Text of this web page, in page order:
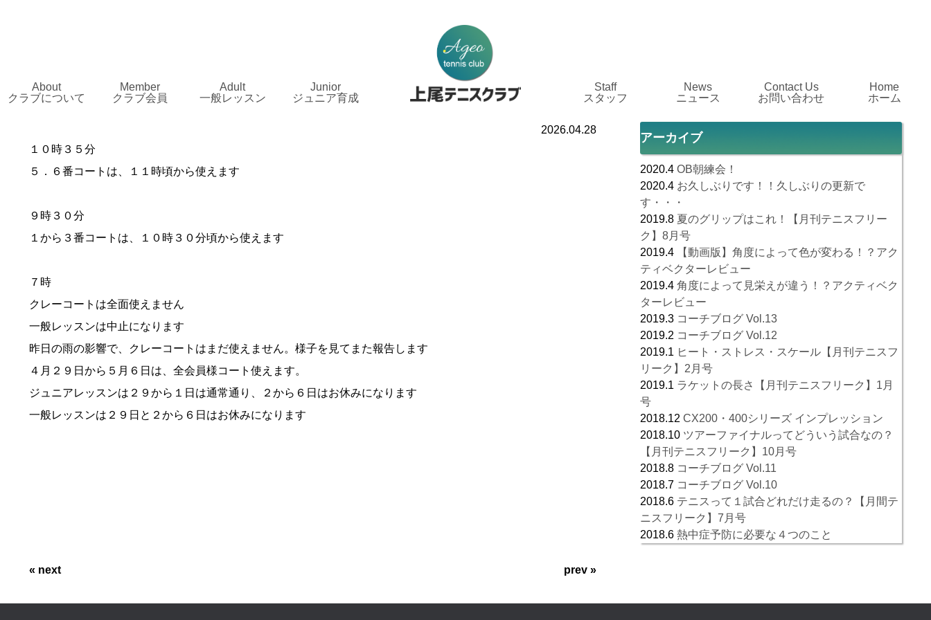
About
クラブについて
Member
クラブ会員
Adult
一般レッスン
Junior
ジュニア育成
Staff
スタッフ
News
ニュース
Contact Us
お問い合わせ
Home
ホーム
2026.04.28
１０時３５分
５．６番コートは、１１時頃から使えます
９時３０分
１から３番コートは、１０時３０分頃から使えます
７時
クレーコートは全面使えません
一般レッスンは中止になります
昨日の雨の影響で、クレーコートはまだ使えません。様子を見てまた報告します
４月２９日から５月６日は、全会員様コート使えます。
ジュニアレッスンは２９から１日は通常通り、２から６日はお休みになります
一般レッスンは２９日と２から６日はお休みになります
« next prev »
アーカイブ
2020.4 OB朝練会！
2020.4 お久しぶりです！！久しぶりの更新で
す・・・
2019.8 夏のグリップはこれ！【月刊テニスフリー
ク】8月号
2019.4
【動画版】角度によって色が変わる！？アク
ティベクターレビュー
2019.4 角度によって見栄えが違う！？アクティベク
ターレビュー
2019.3 コーチブログ Vol.13
2019.2 コーチブログ Vol.12
2019.1 ヒート・ストレス・スケール【月刊テニスフ
リーク】2月号
2019.1 ラケットの長さ【月刊テニスフリーク】1月
号
2018.12 CX200・400シリーズ インプレッション
2018.10 ツアーファイナルってどういう試合なの？
【月刊テニスフリーク】10月号
2018.8 コーチブログ Vol.11
2018.7 コーチブログ Vol.10
2018.6 テニスって１試合どれだけ走るの？【月間テ
ニスフリーク】7月号
2018.6 熱中症予防に必要な４つのこと